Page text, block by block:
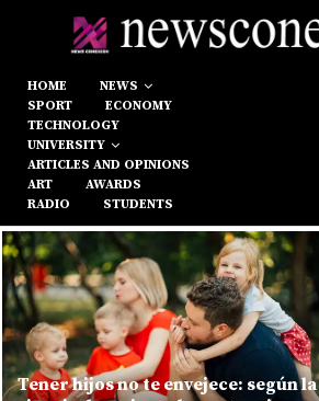
HOME
NEWS
SPORT
ECONOMY
TECHNOLOGY
UNIVERSITY
ARTICLES AND OPINIONS
ART
AWARDS
RADIO
STUDENTS
Tener hijos no te envejece: según la